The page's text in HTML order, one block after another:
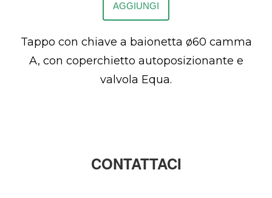
AGGIUNGI
Tappo con chiave a baionetta ø60 camma
A, con coperchietto autoposizionante e
valvola Equa.
CONTATTACI